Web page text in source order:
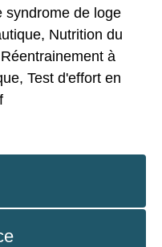
syndrome de loge
Nutrition du
à
Test d'effort en